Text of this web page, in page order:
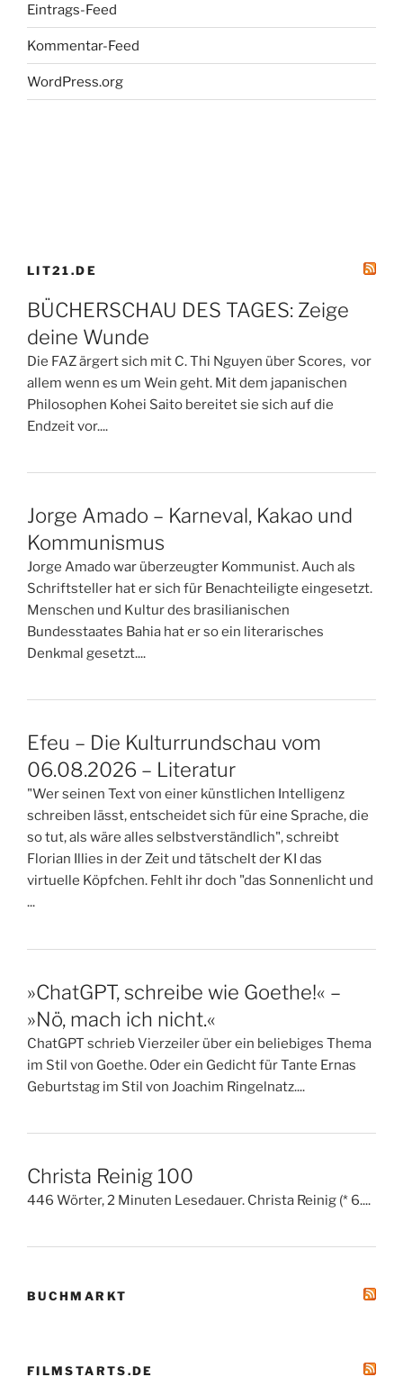
Eintrags-Feed
Kommentar-Feed
WordPress.org
LIT21.DE
BÜCHERSCHAU DES TAGES: Zeige
deine Wunde
Die FAZ ärgert sich mit C. Thi Nguyen über Scores, vor
allem wenn es um Wein geht. Mit dem japanischen
Philosophen Kohei Saito bereitet sie sich auf die
Endzeit vor....
Jorge Amado – Karneval, Kakao und
Kommunismus
Jorge Amado war überzeugter Kommunist. Auch als
Schriftsteller hat er sich für Benachteiligte eingesetzt.
Menschen und Kultur des brasilianischen
Bundesstaates Bahia hat er so ein literarisches
Denkmal gesetzt....
Efeu – Die Kulturrundschau vom
06.08.2026 – Literatur
"Wer seinen Text von einer künstlichen Intelligenz
schreiben lässt, entscheidet sich für eine Sprache, die
so tut, als wäre alles selbstverständlich", schreibt
Florian Illies in der Zeit und tätschelt der KI das
virtuelle Köpfchen. Fehlt ihr doch "das Sonnenlicht und
...
»ChatGPT, schreibe wie Goethe!« –
»Nö, mach ich nicht.«
ChatGPT schrieb Vierzeiler über ein beliebiges Thema
im Stil von Goethe. Oder ein Gedicht für Tante Ernas
Geburtstag im Stil von Joachim Ringelnatz....
Christa Reinig 100
446 Wörter, 2 Minuten Lesedauer. Christa Reinig (* 6....
BUCHMARKT
FILMSTARTS.DE